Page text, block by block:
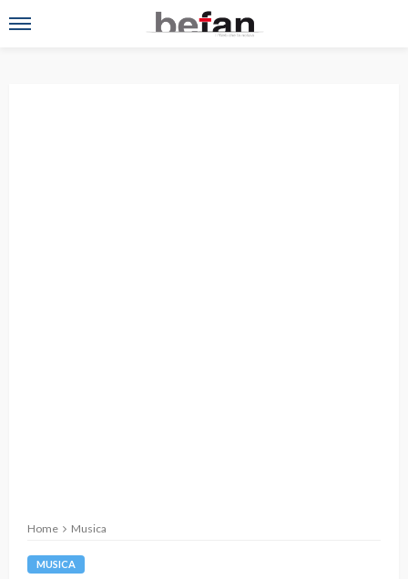
Home Musica
MUSICA